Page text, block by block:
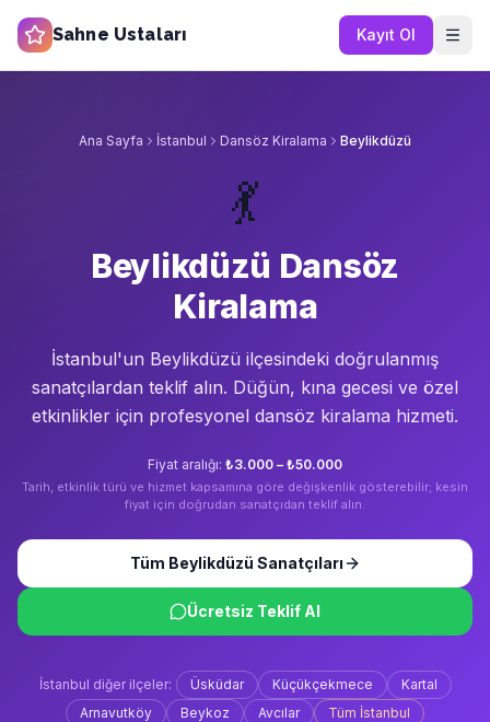
Sahne Ustaları Kayıt Ol
Ana Sayfa İstanbul Dansöz Kiralama Beylikdüzü
💃
Beylikdüzü Dansöz
Kiralama
İstanbul'un Beylikdüzü ilçesindeki doğrulanmış
sanatçılardan teklif alın. Düğün, kına gecesi ve özel
etkinlikler için profesyonel dansöz kiralama hizmeti.
Fiyat aralığı: ₺3.000 – ₺50.000
Tarih, etkinlik türü ve hizmet kapsamına göre değişkenlik gösterebilir; kesin
fiyat için doğrudan sanatçıdan teklif alın.
Tüm Beylikdüzü Sanatçıları
Ücretsiz Teklif Al
İstanbul diğer ilçeler: Üsküdar Küçükçekmece
Kartal
Arnavutköy
Beykoz Avcılar Tüm İstanbul